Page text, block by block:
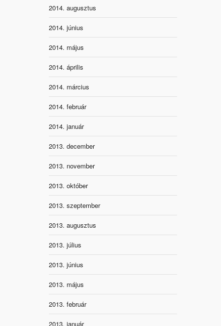
2014. augusztus
2014. június
2014. május
2014. április
2014. március
2014. február
2014. január
2013. december
2013. november
2013. október
2013. szeptember
2013. augusztus
2013. július
2013. június
2013. május
2013. február
2013. január